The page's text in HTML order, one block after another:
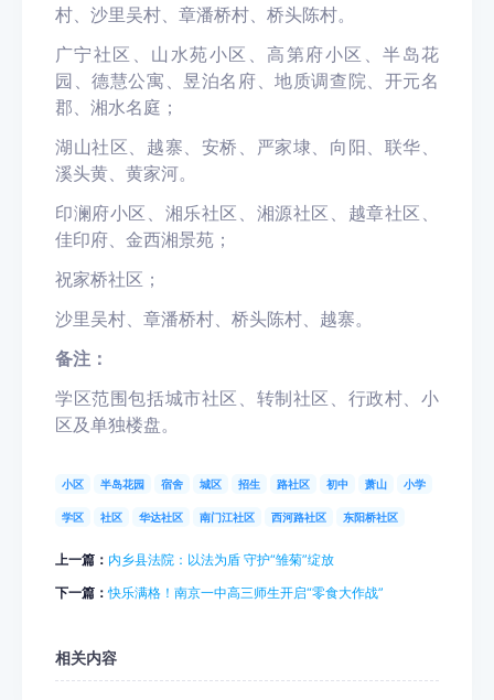
村、沙里吴村、章潘桥村、桥头陈村。
广宁社区、山水苑小区、高第府小区、半岛花
园、德慧公寓、昱泊名府、地质调查院、开元名
郡、湘水名庭；
湖山社区、越寨、安桥、严家埭、向阳、联华、
溪头黄、黄家河。
印澜府小区、湘乐社区、湘源社区、越章社区、
佳印府、金西湘景苑；
祝家桥社区；
沙里吴村、章潘桥村、桥头陈村、越寨。
备注：
学区范围包括城市社区、转制社区、行政村、小
区及单独楼盘。
小区 半岛花园 宿舍 城区 招生 路社区 初中 萧山 小学
学区 社区 华达社区 南门江社区 西河路社区 东阳桥社区
上一篇： 内乡县法院：以法为盾 守护“雏菊”绽放
下一篇：快乐满格！南京一中高三师生开启“零食大作战”
相关内容